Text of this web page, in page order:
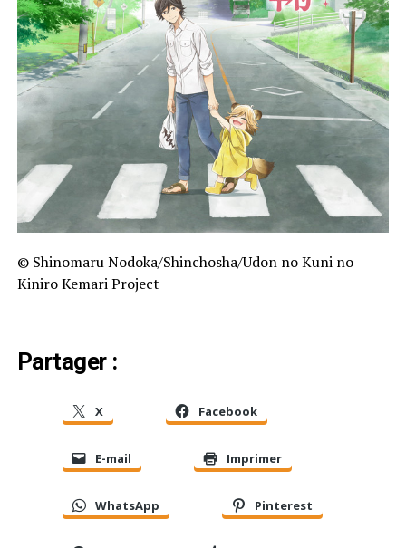
© Shinomaru Nodoka/Shinchosha/Udon no Kuni no
Kiniro Kemari Project
Partager :
X Facebook
E-mail Imprimer
WhatsApp Pinterest